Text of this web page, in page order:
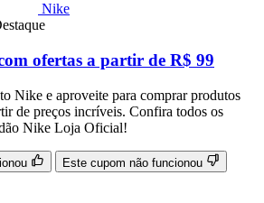
Nike
ofertas a partir de R$ 99
Nike e aproveite para comprar produtos
de preços incríveis. Confira todos os
Nike Loja Oficial!
Este cupom não funcionou